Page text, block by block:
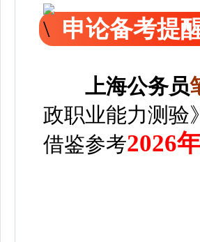
申论备考提
上海公务员
政职业能力测验
借鉴参考2026